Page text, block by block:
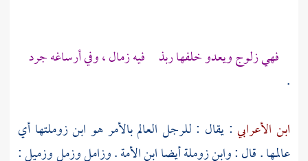
فهي زلوج ويعدو خلفها ربذ فيه زمال ، وفي أرساغه جرد
.
ابن الأعرابي : يقال : للرجل العالم بالأمر هو ابن زوملتها أي
عالمها . قال : وابن زوملة أيضا ابن الأمة . وزامل وزمل وزميل :